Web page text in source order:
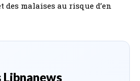
des malaises au risque d’en